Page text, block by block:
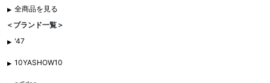
全商品を見る
＜ブランド一覧＞
'47
10YASHOW10